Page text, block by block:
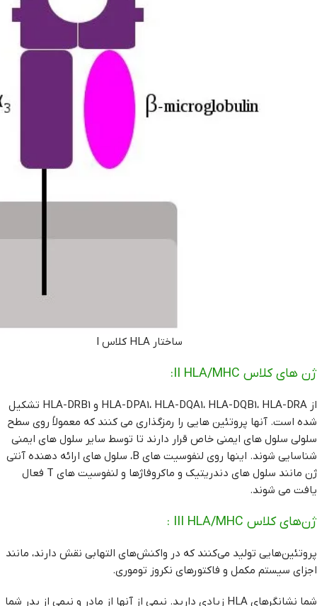
ساختار HLA کلاس I
ژن های کلاس II HLA/MHC:
از HLA-DPA1، HLA-DQA1، HLA-DQB1، HLA-DRA و HLA-DRB1 تشکیل
شده است. آنها پروتئین هایی را رمزگذاری می کنند که معمولاً روی سطح
سلولی سلول های ایمنی خاص قرار دارند تا توسط سایر سلول های ایمنی
شناسایی شوند. اینها روی لنفوسیت های B، سلول های ارائه دهنده آنتی
ژن مانند سلول های دندریتیک و ماکروفاژها و لنفوسیت های T فعال
یافت می شوند.
ژن‌های کلاس III HLA/MHC :
پروتئین‌هایی تولید می‌کنند که در واکنش‌های التهابی نقش دارند، مانند
اجزای سیستم مکمل و فاکتورهای نکروز توموری.
شما نشانگرهای HLA زیادی دارید. نیمی از آنها از مادر و نیمی از پدر شما